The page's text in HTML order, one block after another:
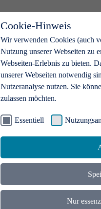
Cookie-Hinweis
Wir verwenden Cookies (auch
Nutzung unserer Webseiten zu
Webseiten-Erlebnis zu bieten.
unserer Webseiten notwendig
Nutzeranalyse nutzen. Sie
zulassen möchten.
Essentiell
Nur